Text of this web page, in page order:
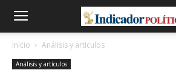
Inicio Análisis y artículos
Análisis y artículos